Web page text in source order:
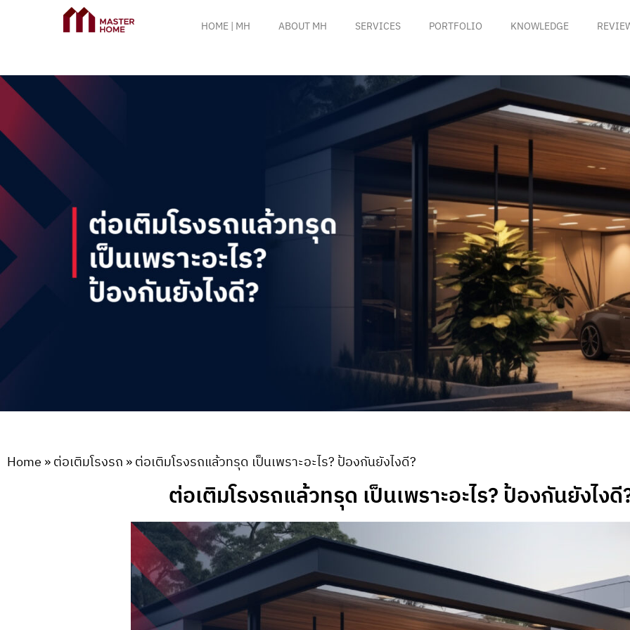
HOME | MH ABOUT MH SERVICES PORTFOLIO KNOWLEDGE
Home »ต่อเติมโรงรถ »ต่อเติมโรงรถแล้วทรุด เป็นเพราะอะไร? ป้องกันยังไงดี?
ต่อเติมโรงรถแล้วทรุด เป็นเพราะอะไร? ป้องกันยังไงดี